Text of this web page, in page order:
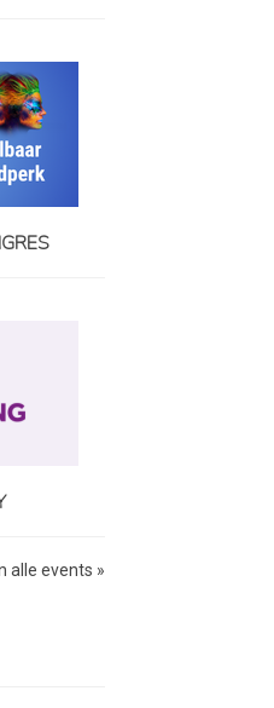
alle events »